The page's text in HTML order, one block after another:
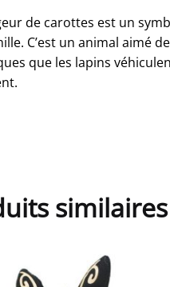
de carottes est un
C’est un animal aimé
que les lapins
similaires